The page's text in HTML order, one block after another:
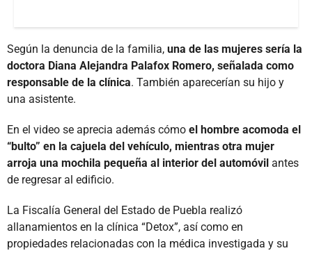
Según la denuncia de la familia, una de las mujeres sería la
doctora Diana Alejandra Palafox Romero, señalada como
responsable de la clínica. También aparecerían su hijo y
una asistente.
En el video se aprecia además cómo el hombre acomoda el
“bulto” en la cajuela del vehículo, mientras otra mujer
arroja una mochila pequeña al interior del automóvil antes
de regresar al edificio.
La Fiscalía General del Estado de Puebla realizó
allanamientos en la clínica “Detox”, así como en
propiedades relacionadas con la médica investigada y su